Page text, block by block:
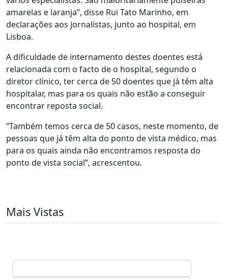
amarelas e laranja”, disse Rui Tato Marinho, em
declarações aos jornalistas, junto ao hospital, em
Lisboa.
A dificuldade de internamento destes doentes está
relacionada com o facto de o hospital, segundo o
diretor clínico, ter cerca de 50 doentes que já têm alta
hospitalar, mas para os quais não estão a conseguir
encontrar reposta social.
“Também temos cerca de 50 casos, neste momento, de
pessoas que já têm alta do ponto de vista médico, mas
para os quais ainda não encontramos resposta do
ponto de vista social”, acrescentou.
Mais Vistas